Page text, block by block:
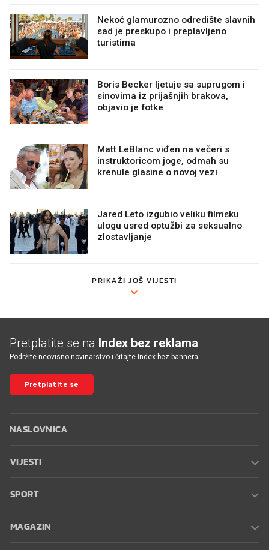
Nekoć glamurozno odredište slavnih
sad je preskupo i preplavljeno
turistima
Boris Becker ljetuje sa suprugom i
sinovima iz prijašnjih brakova,
objavio je fotke
Matt LeBlanc viđen na večeri s
instruktoricom joge, odmah su
krenule glasine o novoj vezi
Jared Leto izgubio veliku filmsku
ulogu usred optužbi za seksualno
zlostavljanje
PRIKAŽI JOŠ VIJESTI
Pretplatite se na Index bez reklama
Podržite neovisno novinarstvo i čitajte Index bez bannera.
Pretplatite se
NASLOVNICA
VIJESTI
SPORT
MAGAZIN